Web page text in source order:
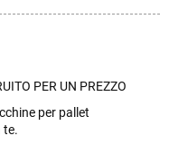
PER UN PREZZO
per pallet
te.